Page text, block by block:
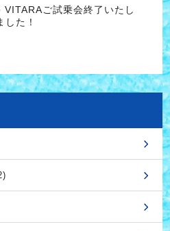
VITARAご試乗会終了いたし
した！